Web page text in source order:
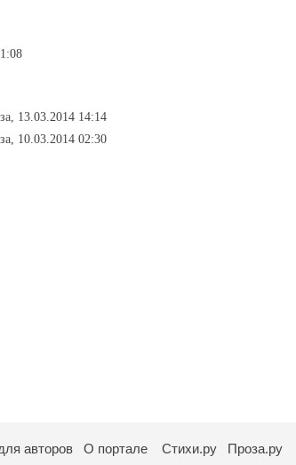
13.03.2014 14:14
10.03.2014 02:30
авторов О портале Стихи.ру Проза.ру